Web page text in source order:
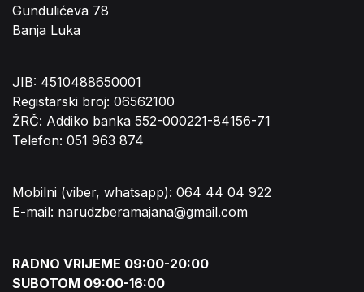
Gundulićeva 78
Banja Luka
JIB: 4510488650001
Registarski broj: 06562100
ŽRČ: Addiko banka 552-000221-84156-71
Telefon: 051 963 874
Mobilni (viber, whatsapp): 064 44 04 922
E-mail: narudzberamajana@gmail.com
RADNO VRIJEME 09:00-20:00
SUBOTOM 09:00-16:00